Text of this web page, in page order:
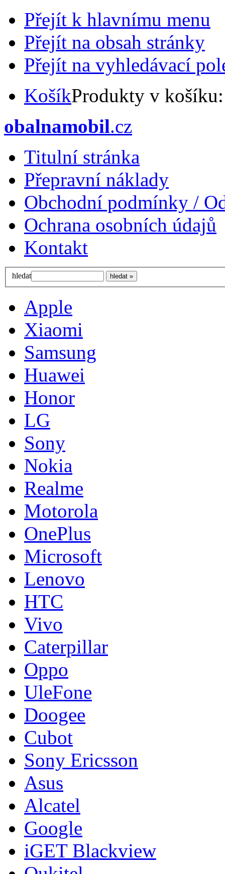
Přejít k hlavnímu menu
Přejít na obsah stránky
Přejít na vyhledávací
KošíkProdukty v
obalnamobil.cz
Titulní stránka
Přepravní náklady
Obchodní podmínky /
Ochrana osobních údajů
Kontakt
hledat
Apple
Xiaomi
Samsung
Huawei
Honor
LG
Sony
Nokia
Realme
Motorola
OnePlus
Microsoft
Lenovo
HTC
Vivo
Caterpillar
Oppo
UleFone
Doogee
Cubot
Sony Ericsson
Asus
Alcatel
Google
iGET Blackview